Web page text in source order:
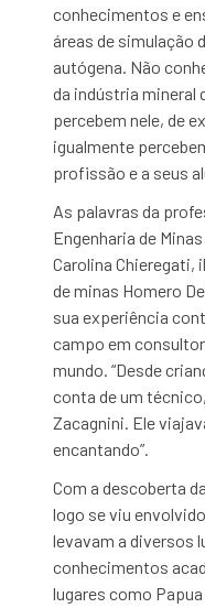
conhecimentos e
áreas de simulação
autógena. Não
da indústria mineral
percebem nele, de
igualmente
profissão e a seus
As palavras da
Engenharia de
Carolina Chieregati,
de minas Homero
sua experiência
campo em
mundo. “Desde
conta de um
Zacagnini. Ele
encantando”.
Com a descoberta
logo se viu
levavam a diversos
conhecimentos
lugares como